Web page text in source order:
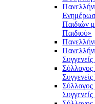
Παιδιών
Παιδιού»
Σύλλογος